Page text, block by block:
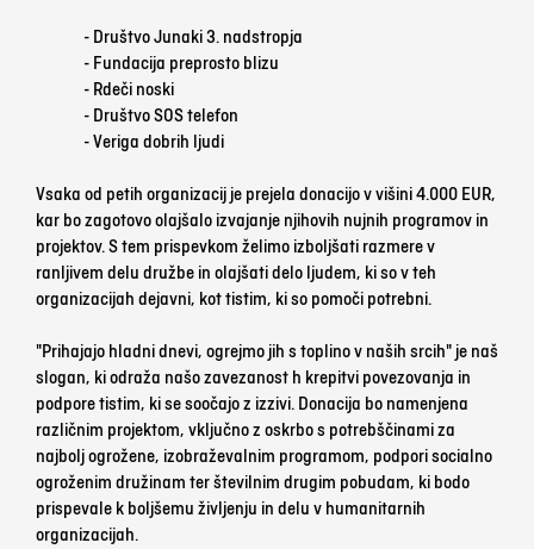
- Društvo Junaki 3. nadstropja
- Fundacija preprosto blizu
- Rdeči noski
- Društvo SOS telefon
- Veriga dobrih ljudi
Vsaka od petih organizacij je prejela donacijo v višini 4.000 EUR,
kar bo zagotovo olajšalo izvajanje njihovih nujnih programov in
projektov. S tem prispevkom želimo izboljšati razmere v
ranljivem delu družbe in olajšati delo ljudem, ki so v teh
organizacijah dejavni, kot tistim, ki so pomoči potrebni.
"Prihajajo hladni dnevi, ogrejmo jih s toplino v naših srcih" je naš
slogan, ki odraža našo zavezanost h krepitvi povezovanja in
podpore tistim, ki se soočajo z izzivi. Donacija bo namenjena
različnim projektom, vključno z oskrbo s potrebščinami za
najbolj ogrožene, izobraževalnim programom, podpori socialno
ogroženim družinam ter številnim drugim pobudam, ki bodo
prispevale k boljšemu življenju in delu v humanitarnih
organizacijah.